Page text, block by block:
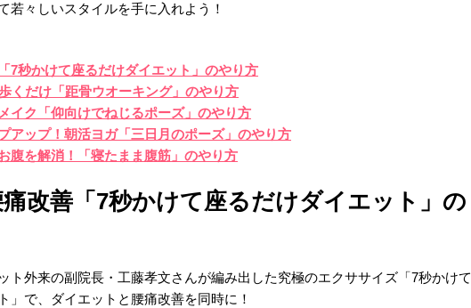
若々しいスタイルを手に入れよう！
7秒かけて座るだけダイエット」のやり方
くだけ「距骨ウオーキング」のやり方
イク「仰向けでねじるポーズ」のやり方
アップ！朝活ヨガ「三日月のポーズ」のやり方
腹を解消！「寝たまま腹筋」のやり方
改善「7秒かけて座るだけダイエット」の
ト外来の副院長・工藤孝文さんが編み出した究極のエクササイズ「7秒かけて
」で、ダイエットと腰痛改善を同時に！